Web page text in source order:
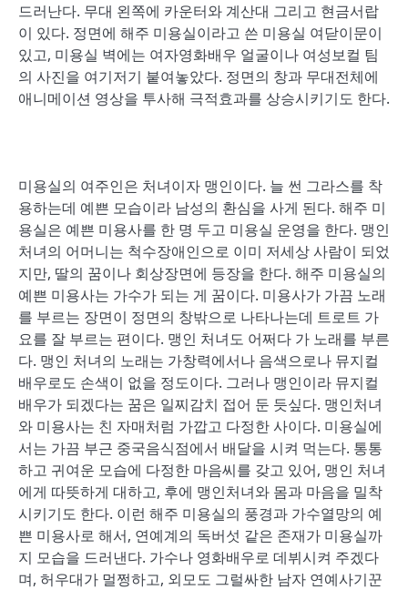
드러난다. 무대 왼쪽에 카운터와 계산대 그리고 현금서랍
이 있다. 정면에 해주 미용실이라고 쓴 미용실 여닫이문이
있고, 미용실 벽에는 여자영화배우 얼굴이나 여성보컬 팀
의 사진을 여기저기 붙여놓았다. 정면의 창과 무대전체에
애니메이션 영상을 투사해 극적효과를 상승시키기도 한다.
미용실의 여주인은 처녀이자 맹인이다. 늘 썬 그라스를 착
용하는데 예쁜 모습이라 남성의 환심을 사게 된다. 해주 미
용실은 예쁜 미용사를 한 명 두고 미용실 운영을 한다. 맹인
처녀의 어머니는 척수장애인으로 이미 저세상 사람이 되었
지만, 딸의 꿈이나 회상장면에 등장을 한다. 해주 미용실의
예쁜 미용사는 가수가 되는 게 꿈이다. 미용사가 가끔 노래
를 부르는 장면이 정면의 창밖으로 나타나는데 트로트 가
요를 잘 부르는 편이다. 맹인 처녀도 어쩌다 가 노래를 부른
다. 맹인 처녀의 노래는 가창력에서나 음색으로나 뮤지컬
배우로도 손색이 없을 정도이다. 그러나 맹인이라 뮤지컬
배우가 되겠다는 꿈은 일찌감치 접어 둔 듯싶다. 맹인처녀
와 미용사는 친 자매처럼 가깝고 다정한 사이다. 미용실에
서는 가끔 부근 중국음식점에서 배달을 시켜 먹는다. 통통
하고 귀여운 모습에 다정한 마음씨를 갖고 있어, 맹인 처녀
에게 따뜻하게 대하고, 후에 맹인처녀와 몸과 마음을 밀착
시키기도 한다. 이런 해주 미용실의 풍경과 가수열망의 예
쁜 미용사로 해서, 연예계의 독버섯 같은 존재가 미용실까
지 모습을 드러낸다. 가수나 영화배우로 데뷔시켜 주겠다
며, 허우대가 멀쩡하고, 외모도 그럴싸한 남자 연예사기꾼